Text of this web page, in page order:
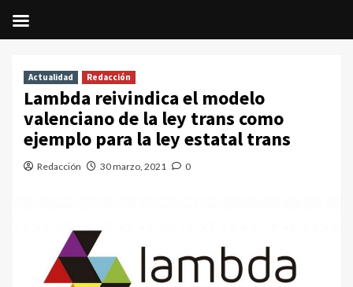
contenido
Actualidad Redacción
Lambda reivindica el modelo
valenciano de la ley trans como
ejemplo para la ley estatal trans
Redacción 30 marzo, 2021 0